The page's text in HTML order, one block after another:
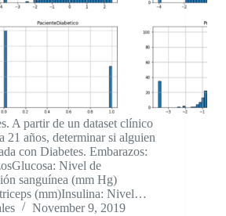
A partir de un dataset clínico
21 años, determinar si alguien
con Diabetes. Embarazos:
Nivel de
sanguínea (mm Hg)
(mm)Insulina: Nivel…
November 9, 2019